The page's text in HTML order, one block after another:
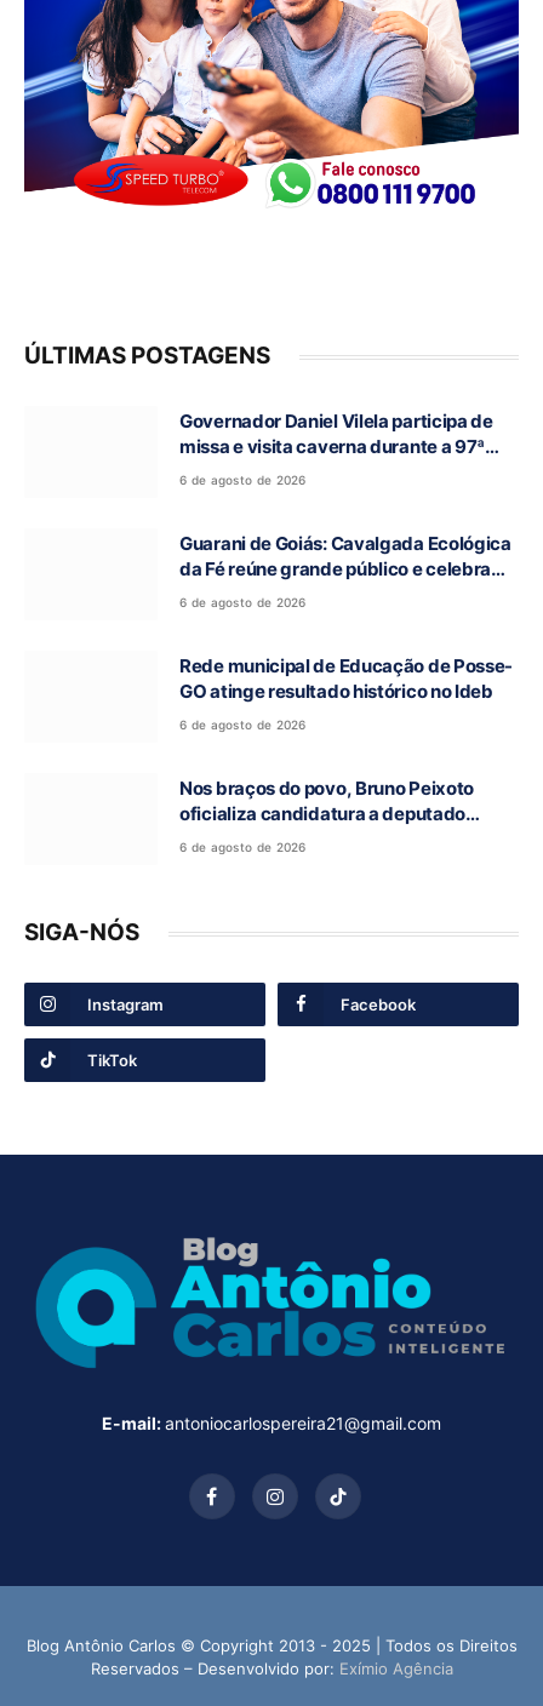
ÚLTIMAS POSTAGENS
Governador Daniel Vilela participa de
missa e visita caverna durante a 97ª
Romaria do Bom Jesus da Lapa de Terra
6 de agosto de 2026
Guarani de Goiás: Cavalgada Ecológica
da Fé reúne grande público e celebra
tradição religiosa
6 de agosto de 2026
Rede municipal de Educação de Posse-
GO atinge resultado histórico no Ideb
6 de agosto de 2026
Nos braços do povo, Bruno Peixoto
oficializa candidatura a deputado
federal em convenção do União Brasil
6 de agosto de 2026
SIGA-NÓS
Instagram Facebook
TikTok
E-mail:antoniocarlospereira21@gmail.com
FacebookInstagramTikTok
Blog Antônio Carlos © Copyright 2013 - 2025 | Todos os Direitos
Reservados – Desenvolvido por: Exímio Agência